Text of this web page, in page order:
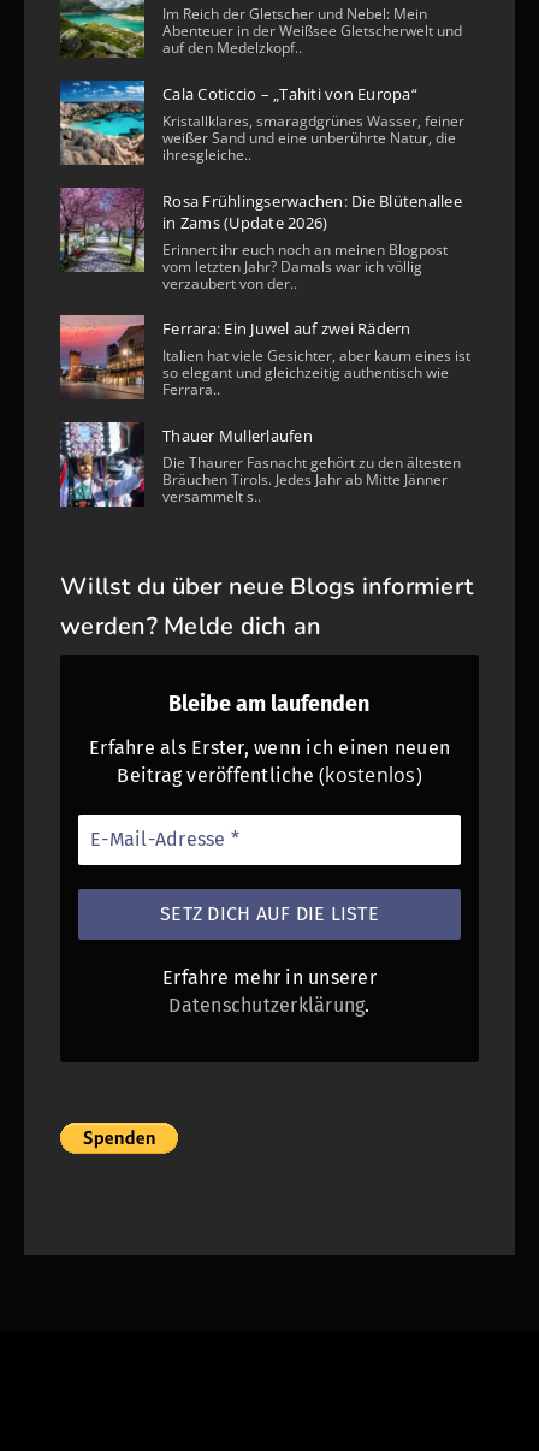
Im Reich der Gletscher und Nebel: Mein
Abenteuer in der Weißsee Gletscherwelt und
auf den Medelzkopf..
Cala Coticcio – „Tahiti von Europa“
Kristallklares, smaragdgrünes Wasser, feiner
weißer Sand und eine unberührte Natur, die
ihresgleiche..
Rosa Frühlingserwachen: Die Blütenallee
in Zams (Update 2026)
Erinnert ihr euch noch an meinen Blogpost
vom letzten Jahr? Damals war ich völlig
verzaubert von der..
Ferrara: Ein Juwel auf zwei Rädern
Italien hat viele Gesichter, aber kaum eines ist
so elegant und gleichzeitig authentisch wie
Ferrara..
Thauer Mullerlaufen
Die Thaurer Fasnacht gehört zu den ältesten
Bräuchen Tirols. Jedes Jahr ab Mitte Jänner
versammelt s..
Willst du über neue Blogs informiert
werden? Melde dich an
Bleibe am laufenden
Erfahre als Erster, wenn ich einen neuen
Beitrag veröffentliche (kostenlos)
Erfahre mehr in unserer
Datenschutzerklärung.